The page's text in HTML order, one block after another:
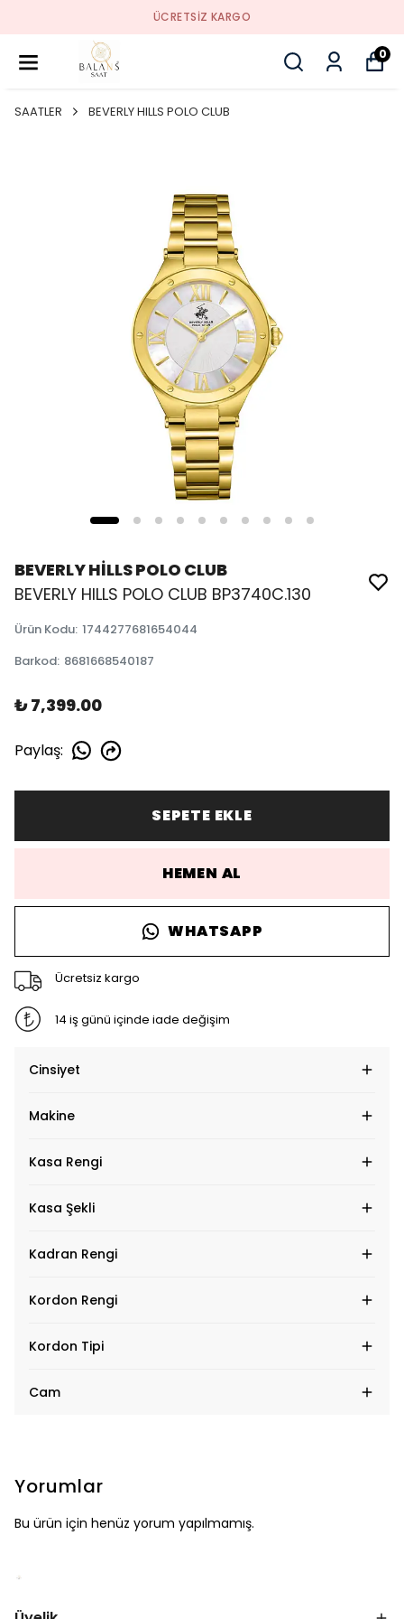
ÜCRETSIZ KARGO
0
SAATLER BEVERLY HILLS POLO CLUB
BEVERLY HİLLS POLO CLUB
BEVERLY HILLS POLO CLUB BP3740C.130
Ürün Kodu: 1744277681654044
Barkod: 8681668540187
₺ 7,399.00
Paylaş:
SEPETE EKLE
HEMEN AL
WHATSAPP
Ücretsiz kargo
14 iş günü içinde iade değişim
Cinsiyet
Makine
Kasa Rengi
Kasa Şekli
Kadran Rengi
Kordon Rengi
Kordon Tipi
Cam
Yorumlar
Bu ürün için henüz yorum yapılmamış.